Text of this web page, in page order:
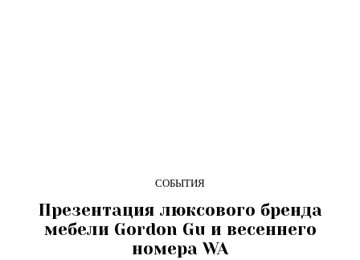
СОБЫТИЯ
Презентация люксового бренда
мебели Gordon Gu и весеннего
номера WA